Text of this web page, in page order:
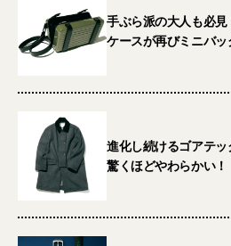
手ぶら派の大人も必
ケースが再びミニバ
進化し続けるゴアテッ
驚くほどやわらかい！